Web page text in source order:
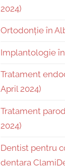
2024)
Ortodonție în
Implantologie în
Tratament
April 2024)
Tratament
2024)
Dentist pentru
dentara